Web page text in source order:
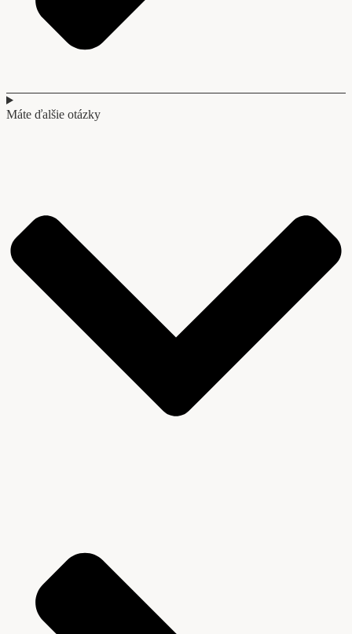
Máte ďalšie otázky